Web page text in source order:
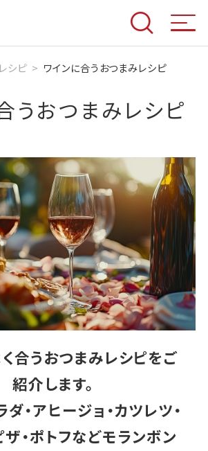
シピ ワインに合うおつまみレシピ
うおつまみレシピ
合うおつまみレシピをご
紹介します。
・アヒージョ・カツレツ・
・ポトフなどモランボン